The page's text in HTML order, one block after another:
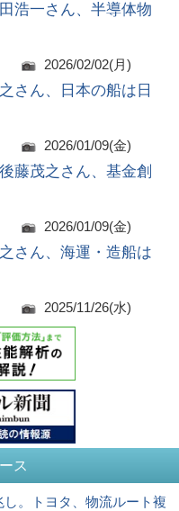
浩一さん、半導体物
2026/02/02(月)
さん、日本の船は日
2026/01/09(金)
藤茂之さん、基金創
2026/01/09(金)
さん、海運・造船は
2025/11/26(水)
ス
。トヨタ、物流ルート複